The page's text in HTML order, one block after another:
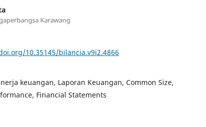
Karawang
10.35145/bilancia.v9i2.4866
keuangan, Laporan Keuangan, Common Size,
Financial Statements